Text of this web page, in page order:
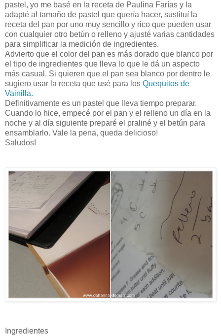
pastel, yo me basé en la receta de Paulina Farías y la
adapté al tamaño de pastel que quería hacer, sustituí la
receta del pan por uno muy sencillo y rico que pueden usar
con cualquier otro betún o relleno y ajusté varias cantidades
para simplificar la medición de ingredientes.
Advierto que el color del pan es más dorado que blanco por
el tipo de ingredientes que lleva lo que le dá un aspecto
más casual. Si quieren que el pan sea blanco por dentro le
sugiero usar la receta que usé para los Quequitos de
Vainilla.
Definitivamente es un pastel que lleva tiempo preparar.
Cuando lo hice, empecé por el pan y el relleno un día en la
noche y al día siguiente preparé el praliné y el betún para
ensamblarlo. Vale la pena, queda delicioso!
Saludos!
Ingredientes